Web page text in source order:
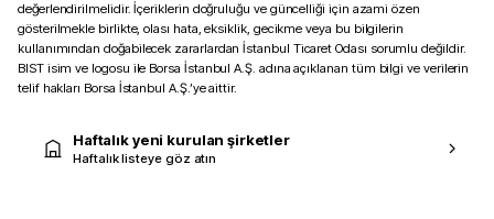
değerlendirilmelidir. İçeriklerin doğruluğu ve güncelliği için azami özen
gösterilmekle birlikte, olası hata, eksiklik, gecikme veya bu bilgilerin
kullanımından doğabilecek zararlardan İstanbul Ticaret Odası sorumlu değildir.
BIST isim ve logosu ile Borsa İstanbul A.Ş. adına açıklanan tüm bilgi ve verilerin
telif hakları Borsa İstanbul A.Ş.’ye aittir.
Haftalık yeni kurulan şirketler
Haftalık listeye göz atın